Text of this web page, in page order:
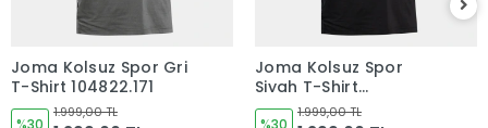
Joma Kolsuz Spor Gri
T-Shirt 104822.171
%30
1.999,00 TL
Joma Kolsuz Spor
Siyah T-Shirt
104822.100
%30
1.999,00 TL